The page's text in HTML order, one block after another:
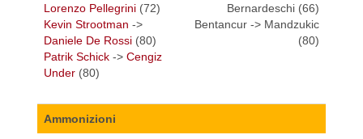
Lorenzo Pellegrini (72)
Kevin Strootman ->
Daniele De Rossi (80)
Patrik Schick -> Cengiz
Under (80)
Bernardeschi (66)
Bentancur -> Mandzukic
(80)
Ammonizioni